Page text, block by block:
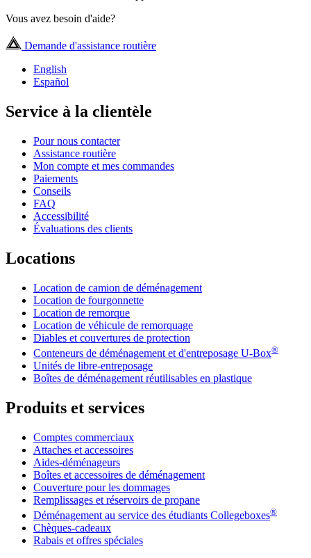
Vous avez besoin d'aide?
Demande d'assistance routière
English
Español
Service à la clientèle
Pour nous contacter
Assistance routière
Mon compte et mes commandes
Paiements
Conseils
FAQ
Accessibilité
Évaluations des clients
Locations
Location de camion de déménagement
Location de fourgonnette
Location de remorque
Location de véhicule de remorquage
Diables et couvertures de protection
Conteneurs de déménagement et d'entreposage U-Box®
Unités de libre-entreposage
Boîtes de déménagement réutilisables en plastique
Produits et services
Comptes commerciaux
Attaches et accessoires
Aides-déménageurs
Boîtes et accessoires de déménagement
Couverture pour les dommages
Remplissages et réservoirs de propane
Déménagement au service des étudiants Collegeboxes®
Chèques-cadeaux
Rabais et offres spéciales